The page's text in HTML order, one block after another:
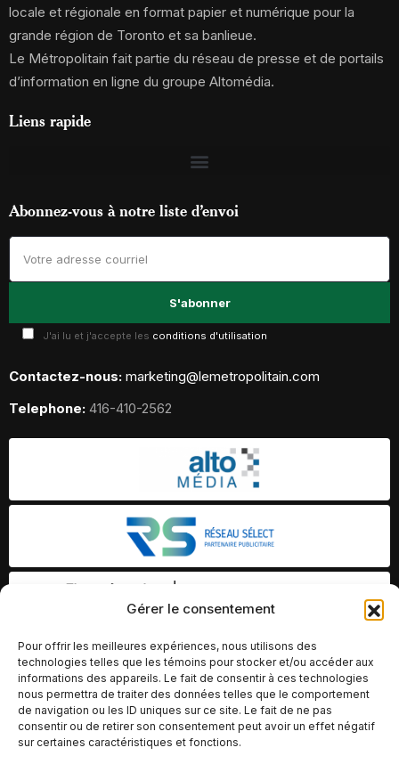
Gérer le consentement
Pour offrir les meilleures expériences, nous utilisons des
technologies telles que les témoins pour stocker et/ou accéder aux
informations des appareils. Le fait de consentir à ces technologies
nous permettra de traiter des données telles que le comportement
de navigation ou les ID uniques sur ce site. Le fait de ne pas
consentir ou de retirer son consentement peut avoir un effet négatif
sur certaines caractéristiques et fonctions.
locale et régionale en format papier et numérique pour la
grande région de Toronto et sa banlieue.
Le Métropolitain fait partie du réseau de presse et de portails
d’information en ligne du groupe Altomédia.
Liens rapide
Abonnez-vous à notre liste d’envoi
J'ai lu et j'accepte les conditions d'utilisation
Contactez-nous: marketing@lemetropolitain.com
Telephone: 416-410-2562